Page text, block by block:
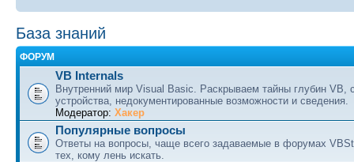
База знаний
ФОРУМ
VB Internals
Внутренний мир Visual Basic. Раскрываем тайны глубин VB,
устройства, недокументированные возможности и сведения.
Модератор: Хакер
Популярные вопросы
Ответы на вопросы, чаще всего задаваемые в форумах
тех, кому лень искать.